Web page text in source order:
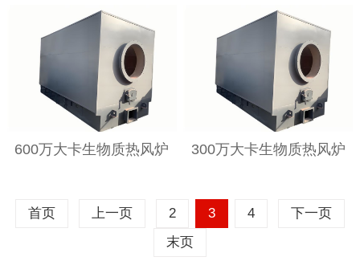
600万大卡生物质热风炉 300万大卡生物质热风炉
首页 上一页 2 3 4
下一页
末页